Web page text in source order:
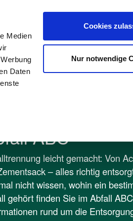
Medien
Daten
Cookies
Nur notwendige
Gewerbekunden
ABC
leicht gemacht: Von
– alles richtig
nicht wissen, wohin ein
gehört finden Sie im Abfall
rund um die